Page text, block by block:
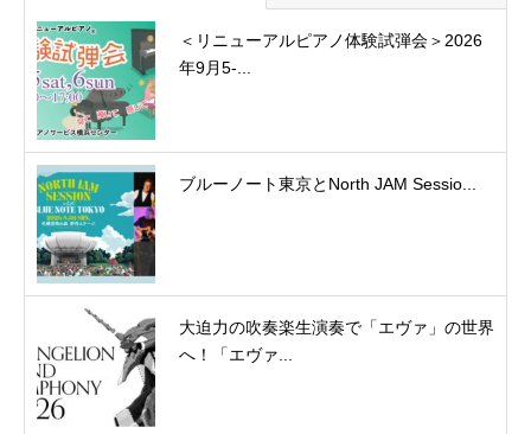
＜リニューアルピアノ体験試弾会＞2026
年9月5-...
ブルーノート東京とNorth JAM Sessio...
大迫力の吹奏楽生演奏で「エヴァ」の世界
へ！「エヴァ...